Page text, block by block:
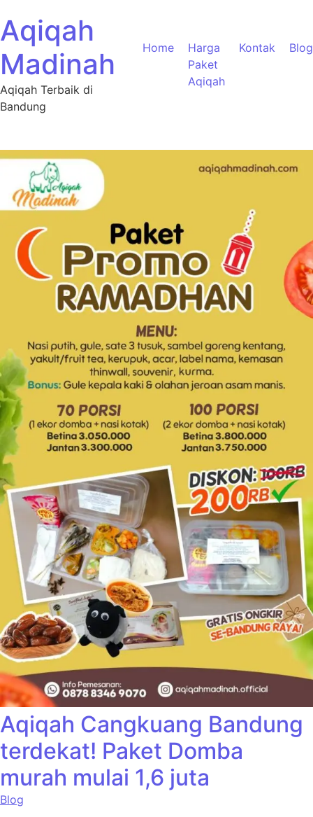
Aqiqah
Madinah
Aqiqah Terbaik di
Bandung
Home
Harga
Paket
Aqiqah
Kontak Blog
Aqiqah Cangkuang Bandung
terdekat! Paket Domba
murah mulai 1,6 juta
Blog